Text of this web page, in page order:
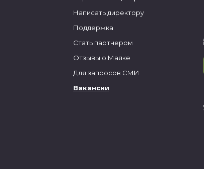
Написать директору
Поддержка
Стать партнером
Отзывы о Маяке
Для запросов СМИ
Вакансии